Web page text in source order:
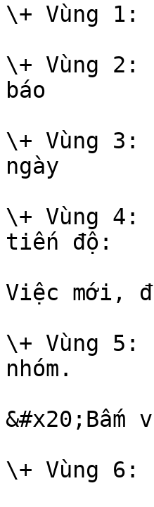
\+ Vùng 1:
\+ Vùng 2:
báo
\+ Vùng 3:
ngày
\+ Vùng 4:
tiến độ:
Việc mới,
\+ Vùng
nhóm.
\+ Vùng 6: